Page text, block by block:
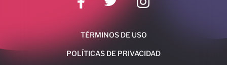
TÉRMINOS DE USO
POLÍTICAS DE PRIVACIDAD